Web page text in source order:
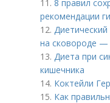
11. 8 правил
рекомендации
12.
на сковороде —
13. Диета при
кишечника
14. Коктейли
15. Как